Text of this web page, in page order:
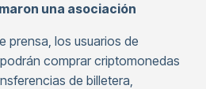
una asociación
prensa, los usuarios de
comprar criptomonedas
de billetera,